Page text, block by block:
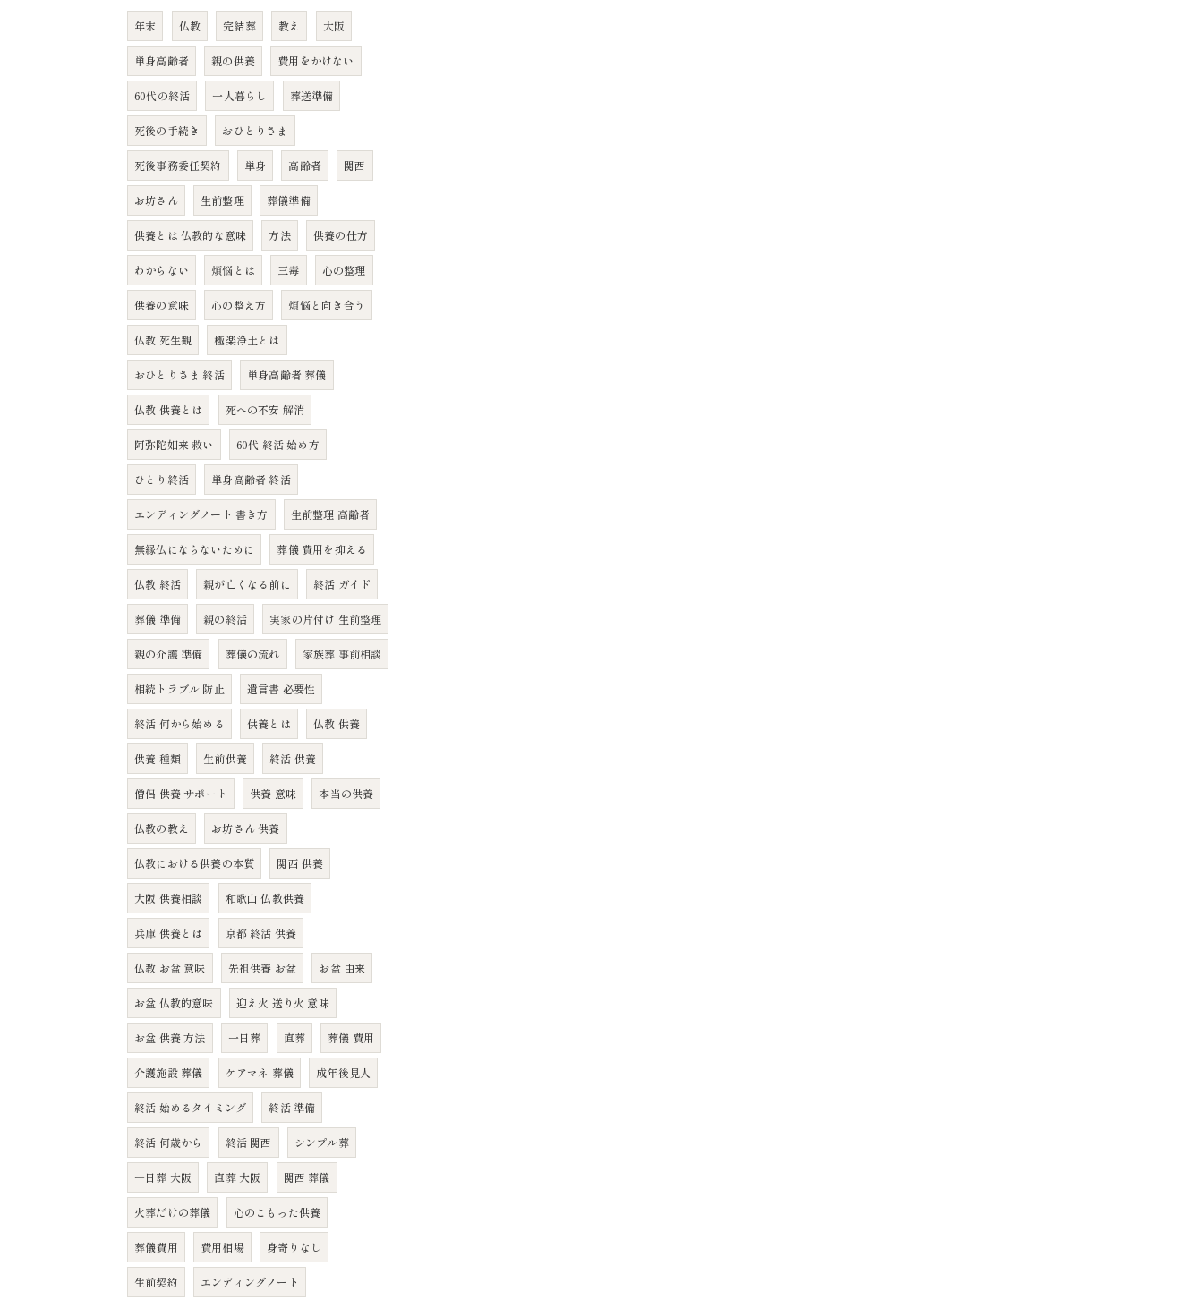
年末 仏教 完結葬 教え 大阪
単身高齢者 親の供養 費用をかけない
60代の終活 一人暮らし 葬送準備
死後の手続き おひとりさま
死後事務委任契約 単身 高齢者 関西
お坊さん 生前整理 葬儀準備
供養とは 仏教的な意味 方法 供養の仕方
わからない 煩悩とは 三毒 心の整理
供養の意味 心の整え方 煩悩と向き合う
仏教 死生観 極楽浄土とは
おひとりさま 終活 単身高齢者 葬儀
仏教 供養とは 死への不安 解消
阿弥陀如来 救い 60代 終活 始め方
ひとり終活 単身高齢者 終活
エンディングノート 書き方 生前整理 高齢者
無縁仏にならないために 葬儀 費用を抑える
仏教 終活 親が亡くなる前に 終活 ガイド
葬儀 準備 親の終活 実家の片付け 生前整理
親の介護 準備 葬儀の流れ 家族葬 事前相談
相続トラブル 防止 遺言書 必要性
終活 何から始める 供養とは 仏教 供養
供養 種類 生前供養 終活 供養
僧侶 供養 サポート 供養 意味 本当の供養
仏教の教え お坊さん 供養
仏教における供養の本質 関西 供養
大阪 供養相談 和歌山 仏教供養
兵庫 供養とは 京都 終活 供養
仏教 お盆 意味 先祖供養 お盆 お盆 由来
お盆 仏教的意味 迎え火 送り火 意味
お盆 供養 方法 一日葬 直葬 葬儀 費用
介護施設 葬儀 ケアマネ 葬儀 成年後見人
終活 始めるタイミング 終活 準備
終活 何歳から 終活 関西 シンプル葬
一日葬 大阪 直葬 大阪 関西 葬儀
火葬だけの葬儀 心のこもった供養
葬儀費用 費用相場 身寄りなし
生前契約 エンディングノート